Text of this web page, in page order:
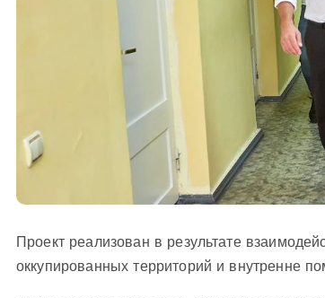
Проект реализован в результате
оккупированных территорий и внутренне